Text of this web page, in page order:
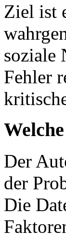
Ziel ist
soziale
Fehler
Der
der
Die